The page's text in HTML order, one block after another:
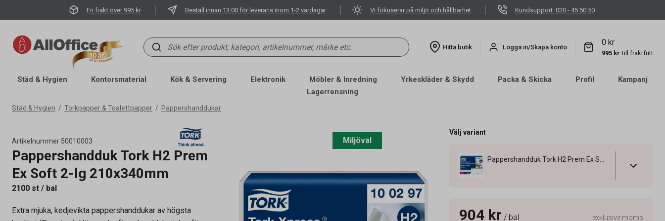
Fri frakt över 995 kr Beställ innan 13:00 för leverans inom 1-2 vardagar Vi fokuserar på miljö och hållbarhet Kundsupport: 020 - 45 50 50
Hitta butik Logga in/Skapa konto
0 kr
995 kr till fraktfritt
Städ & Hygien Kontorsmaterial Kök & Servering Elektronik Möbler & Inredning Yrkeskläder & Skydd Packa & Skicka Profil
Kampanj
Lagerrensning
Städ & Hygien Torkpapper & Toalettpapper Pappershanddukar
Artikelnummer 50010003
Pappershandduk Tork H2 Prem
Ex Soft 2-lg 210x340mm
2100 st / bal
Extra mjuka, kedjevikta pappershanddukar av högsta
Miljöval
Välj variant
904 kr / bal exklusive moms